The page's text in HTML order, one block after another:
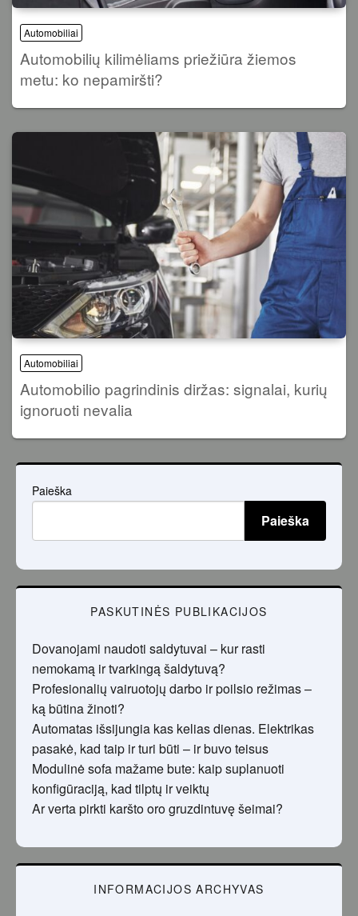
Automobiliai
Automobilių kilimėliams priežiūra žiemos
metu: ko nepamiršti?
Automobiliai
Automobilio pagrindinis diržas: signalai, kurių
ignoruoti nevalia
Paieška
Paieška
PASKUTINĖS PUBLIKACIJOS
Dovanojami naudoti saldytuvai – kur rasti
nemokamą ir tvarkingą šaldytuvą?
Profesionalių vairuotojų darbo ir poilsio režimas –
ką būtina žinoti?
Automatas išsijungia kas kelias dienas. Elektrikas
pasakė, kad taip ir turi būti – ir buvo teisus
Modulinė sofa mažame bute: kaip suplanuoti
konfigūraciją, kad tilptų ir veiktų
Ar verta pirkti karšto oro gruzdintuvę šeimai?
INFORMACIJOS ARCHYVAS